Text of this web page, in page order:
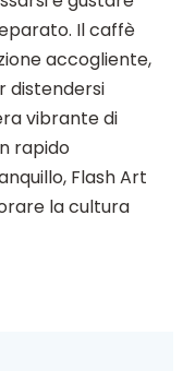
Il caffè
accogliente,
distendersi
vibrante di
rapido
Flash Art
la cultura